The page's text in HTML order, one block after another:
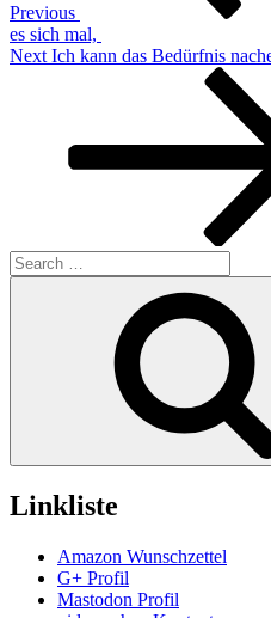
Previous
es sich mal,
Next
Next Ich kann das Bedürfnis
Search
for:
Linkliste
Amazon Wunschzettel
G+ Profil
Mastodon Profil